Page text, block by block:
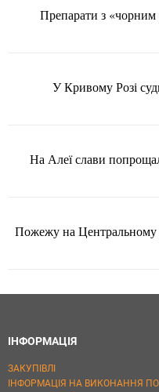
Препарати з
У Кривому Розі
На Алеї слави
Пожежу на Центральному
ІНФОРМАЦІЯ
ЗАКУПІВЛІ
ІНФОРМАЦІЯ НА ВИКОНАННЯ